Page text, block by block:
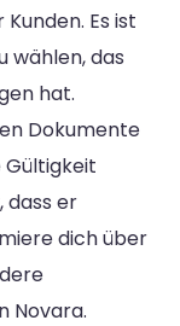
Es ist
wählen, das
hat.
Dokumente
Gültigkeit
dass er
dich über
Novara.